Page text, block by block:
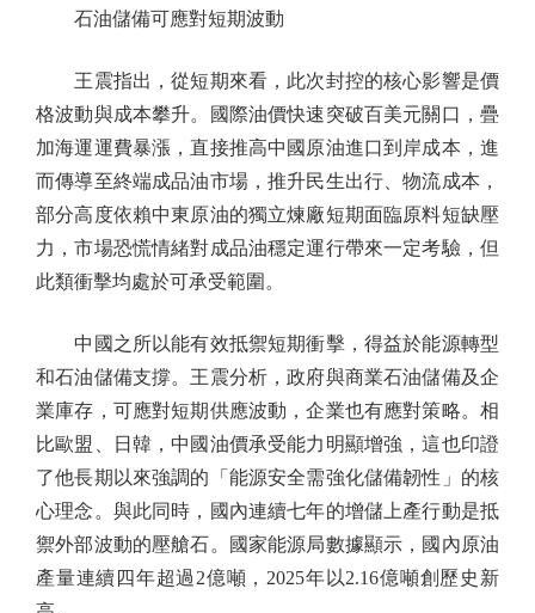
石油儲備可應對短期波動
王震指出，從短期來看，此次封控的核心影響是價
格波動與成本攀升。國際油價快速突破百美元關口，疊
加海運運費暴漲，直接推高中國原油進口到岸成本，進
而傳導至終端成品油市場，推升民生出行、物流成本，
部分高度依賴中東原油的獨立煉廠短期面臨原料短缺壓
力，市場恐慌情緒對成品油穩定運行帶來一定考驗，但
此類衝擊均處於可承受範圍。
中國之所以能有效抵禦短期衝擊，得益於能源轉型
和石油儲備支撐。王震分析，政府與商業石油儲備及企
業庫存，可應對短期供應波動，企業也有應對策略。相
比歐盟、日韓，中國油價承受能力明顯增強，這也印證
了他長期以來強調的「能源安全需強化儲備韌性」的核
心理念。與此同時，國內連續七年的增儲上產行動是抵
禦外部波動的壓艙石。國家能源局數據顯示，國內原油
產量連續四年超過2億噸，2025年以2.16億噸創歷史新